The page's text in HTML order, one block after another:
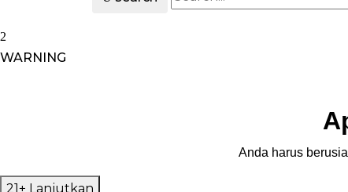
WARNING
Anda harus
21+ Lanjutkan